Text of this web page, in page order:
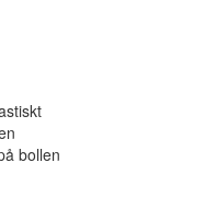
bollen